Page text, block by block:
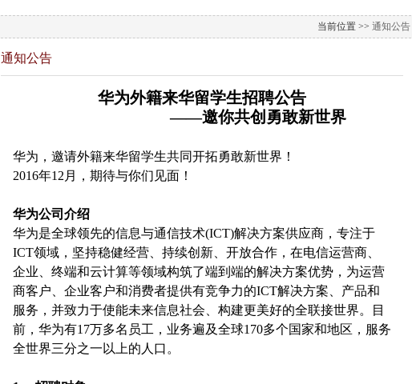
当前位置 >> 通知公告
通知公告
华为外籍来华留学生招聘公告
——邀你共创勇敢新世界
华为，邀请外籍来华留学生共同开拓勇敢新世界！
2016年12月，期待与你们见面！
华为公司介绍
华为是全球领先的信息与通信技术(ICT)解决方案供应商，专注于
ICT领域，坚持稳健经营、持续创新、开放合作，在电信运营商、
企业、终端和云计算等领域构筑了端到端的解决方案优势，为运营
商客户、企业客户和消费者提供有竞争力的ICT解决方案、产品和
服务，并致力于使能未来信息社会、构建更美好的全联接世界。目
前，华为有17万多名员工，业务遍及全球170多个国家和地区，服务
全世界三分之一以上的人口。